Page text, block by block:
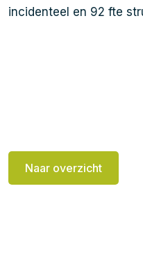
incidenteel en 92 fte
Naar overzicht